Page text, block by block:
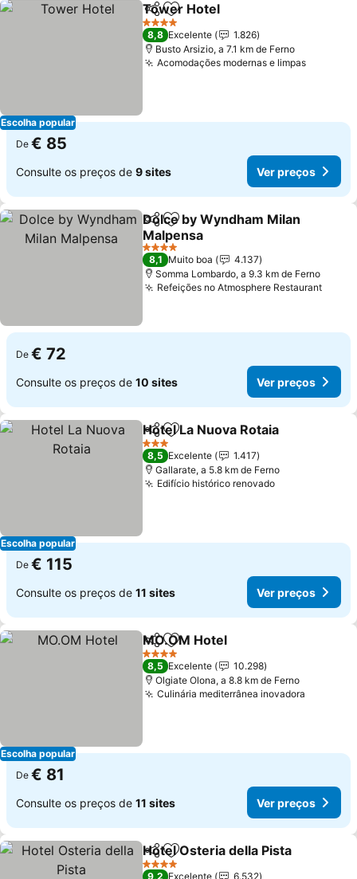
Escolha popular
PartilharAdicionar aos favoritos
Tower Hotel
4 Estrelas
8,8 Excelente
1.826
Busto Arsizio, a 7.1 km de Ferno
Acomodações modernas e limpasVer
De € 85
Consulte os preços de 9 sites Ver preços
PartilharAdicionar aos favoritos
Dolce by Wyndham Milan
Malpensa
Ver preços
4 Estrelas
8,1 Muito boa
4.137
Somma Lombardo, a 9.3 km de Ferno
Refeições no Atmosphere RestaurantVer
De € 72
Consulte os preços de 10 sites Ver preços
Escolha popular
PartilharAdicionar aos favoritos
Hotel La Nuova Rotaia
3 Estrelas
8,5 Excelente
1.417
Gallarate, a 5.8 km de Ferno
Edifício histórico renovadoVer preços
De € 115
Consulte os preços de 11 sites Ver preços
Escolha popular
PartilharAdicionar aos favoritos
MO.OM Hotel
4 Estrelas
8,5 Excelente
10.298
Olgiate Olona, a 8.8 km de Ferno
Culinária mediterrânea inovadora
De € 81
Consulte os preços de 11 sites Ver preços
PartilharAdicionar aos favoritos
Hotel Osteria della Pista
4 Estrelas
9,2 Excelente 6.532